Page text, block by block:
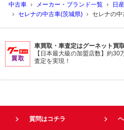
中古車 メーカー・ブランド一覧 日
セレナの中古車(茨城県)
セレナの
車買取・車査定はグーネット買
【日本最大級の加盟店数】約
査定を実現！
質問はコチラ